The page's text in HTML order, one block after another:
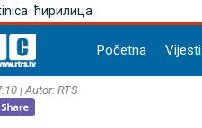
ћирилица
Početna Vijesti
| Autor: RTS